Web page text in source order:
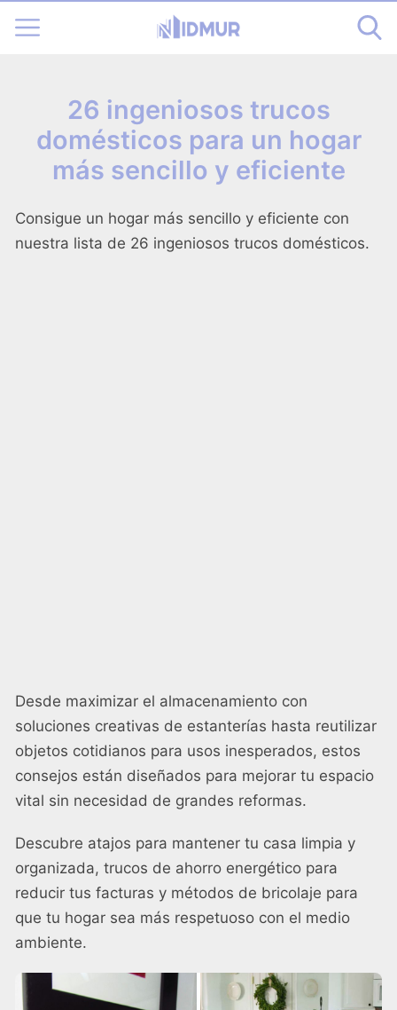
26 ingeniosos trucos
domésticos para un hogar
más sencillo y eficiente
Consigue un hogar más sencillo y eficiente con
nuestra lista de 26 ingeniosos trucos domésticos.
Desde maximizar el almacenamiento con
soluciones creativas de estanterías hasta reutilizar
objetos cotidianos para usos inesperados, estos
consejos están diseñados para mejorar tu espacio
vital sin necesidad de grandes reformas.
Descubre atajos para mantener tu casa limpia y
organizada, trucos de ahorro energético para
reducir tus facturas y métodos de bricolaje para
que tu hogar sea más respetuoso con el medio
ambiente.